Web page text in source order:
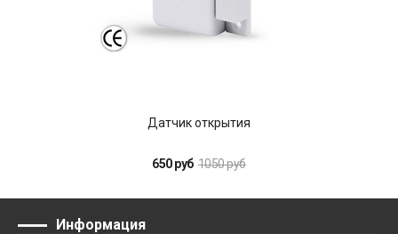
Датчик открытия
650 руб 1050 руб
Информация